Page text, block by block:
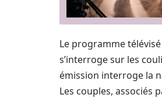
Le programme télévisé
s’interroge sur les
émission interroge la
Les couples, associés